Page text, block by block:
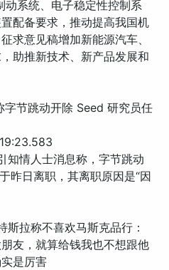
动系统、电子稳定性控制系
配备要求，推动提高我国机
求意见稿增加新能源汽车、
助推新技术、新产品发展和
字节跳动开除 Seed 研究员任
知情人士消息称，字节跳动
昨日离职，其离职原因是“因
拉称不喜欢马斯克品行：
友，就算给钱我也不想跟他
是厉害